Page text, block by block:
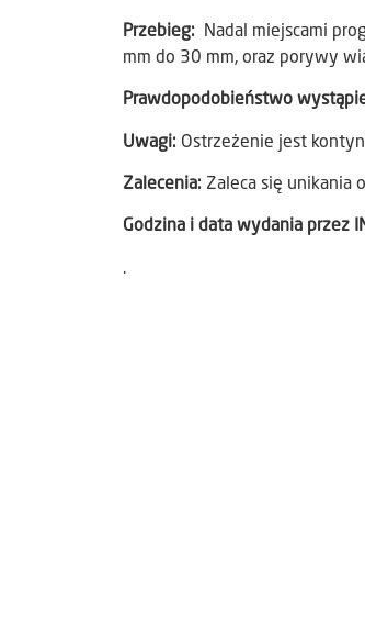
Przebieg:
Nadal miejscami
mm do 30 mm, oraz porywy
Prawdopodobieństwo
Uwagi: Ostrzeżenie jest
Zalecenia: Zaleca się unikania
Godzina i data wydania przez
.